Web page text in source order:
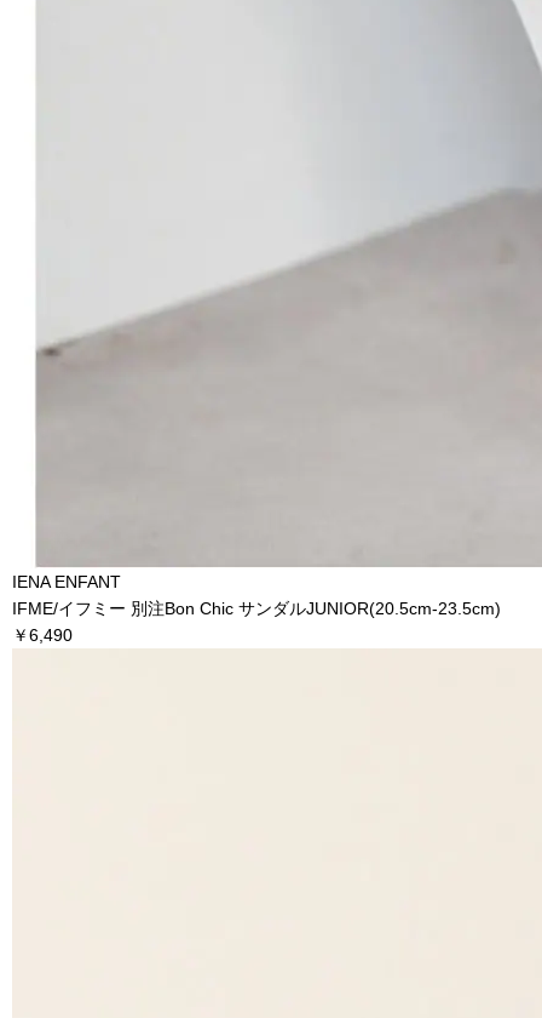
IENA ENFANT
IFME/イフミー 別注Bon Chic サンダルJUNIOR(20.5cm-23.5cm)
￥6,490